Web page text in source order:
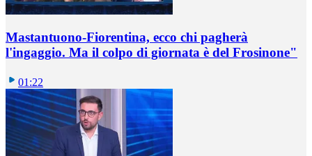
Mastantuono-Fiorentina, ecco chi pagherà
l'ingaggio. Ma il colpo di giornata è del Frosinone"
01:22